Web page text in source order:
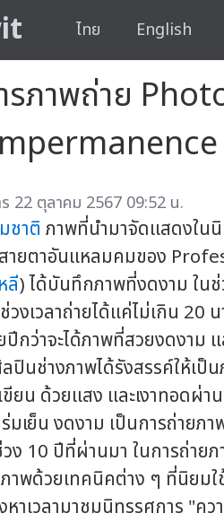
ไทย English
รภาพถ่าย
22 ตุลาคม 2567 09:52 น.
ชาติ ภาพที่นำมาจัดแสดงใน
ายตาอันแหลมคมของ
ลี) ได้บันทึกภาพที่งดงาม ใน
วงเวลาถ่ายได้แค่ไม่เกิน
ปีกว่าจะได้ภาพที่สวยงดงาม
นช่างภาพได้รังสรรค์ให้เป็
ยน ด้วยแสง และเงาทอดผ่
มเย็น งดงาม เป็นการถ่าย
ง 10 ปีที่ผ่านมา ในการถ่า
าพด้วยเทคนิคต่าง ๆ ที่นิยม
หาเวลามาชมนิทรรศการ "